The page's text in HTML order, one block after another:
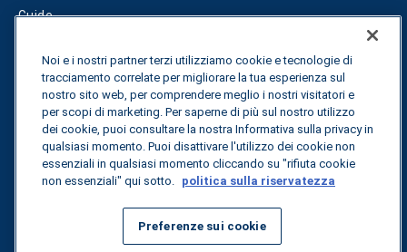
Guide
Fuel Savings Calculator
Calcolatore di ottimizzazione dei trasporti
Tracciamento delle tariffe
Contattateci
Noi e i nostri partner terzi utilizziamo cookie e tecnologie di
tracciamento correlate per migliorare la tua esperienza sul
nostro sito web, per comprendere meglio i nostri visitatori e
per scopi di marketing. Per saperne di più sul nostro utilizzo
dei cookie, puoi consultare la nostra Informativa sulla privacy in
qualsiasi momento. Puoi disattivare l'utilizzo dei cookie non
essenziali in qualsiasi momento cliccando su "rifiuta cookie
non essenziali" qui sotto. politica sulla riservatezza
Preferenze sui cookie